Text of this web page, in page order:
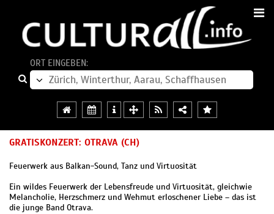
ORT EINGEBEN:
GRATISKONZERT: OTRAVA (CH)
Feuerwerk aus Balkan-Sound, Tanz und Virtuosität
Ein wildes Feuerwerk der Lebensfreude und Virtuosität, gleichwie
Melancholie, Herzschmerz und Wehmut erloschener Liebe – das ist
die junge Band Otrava.